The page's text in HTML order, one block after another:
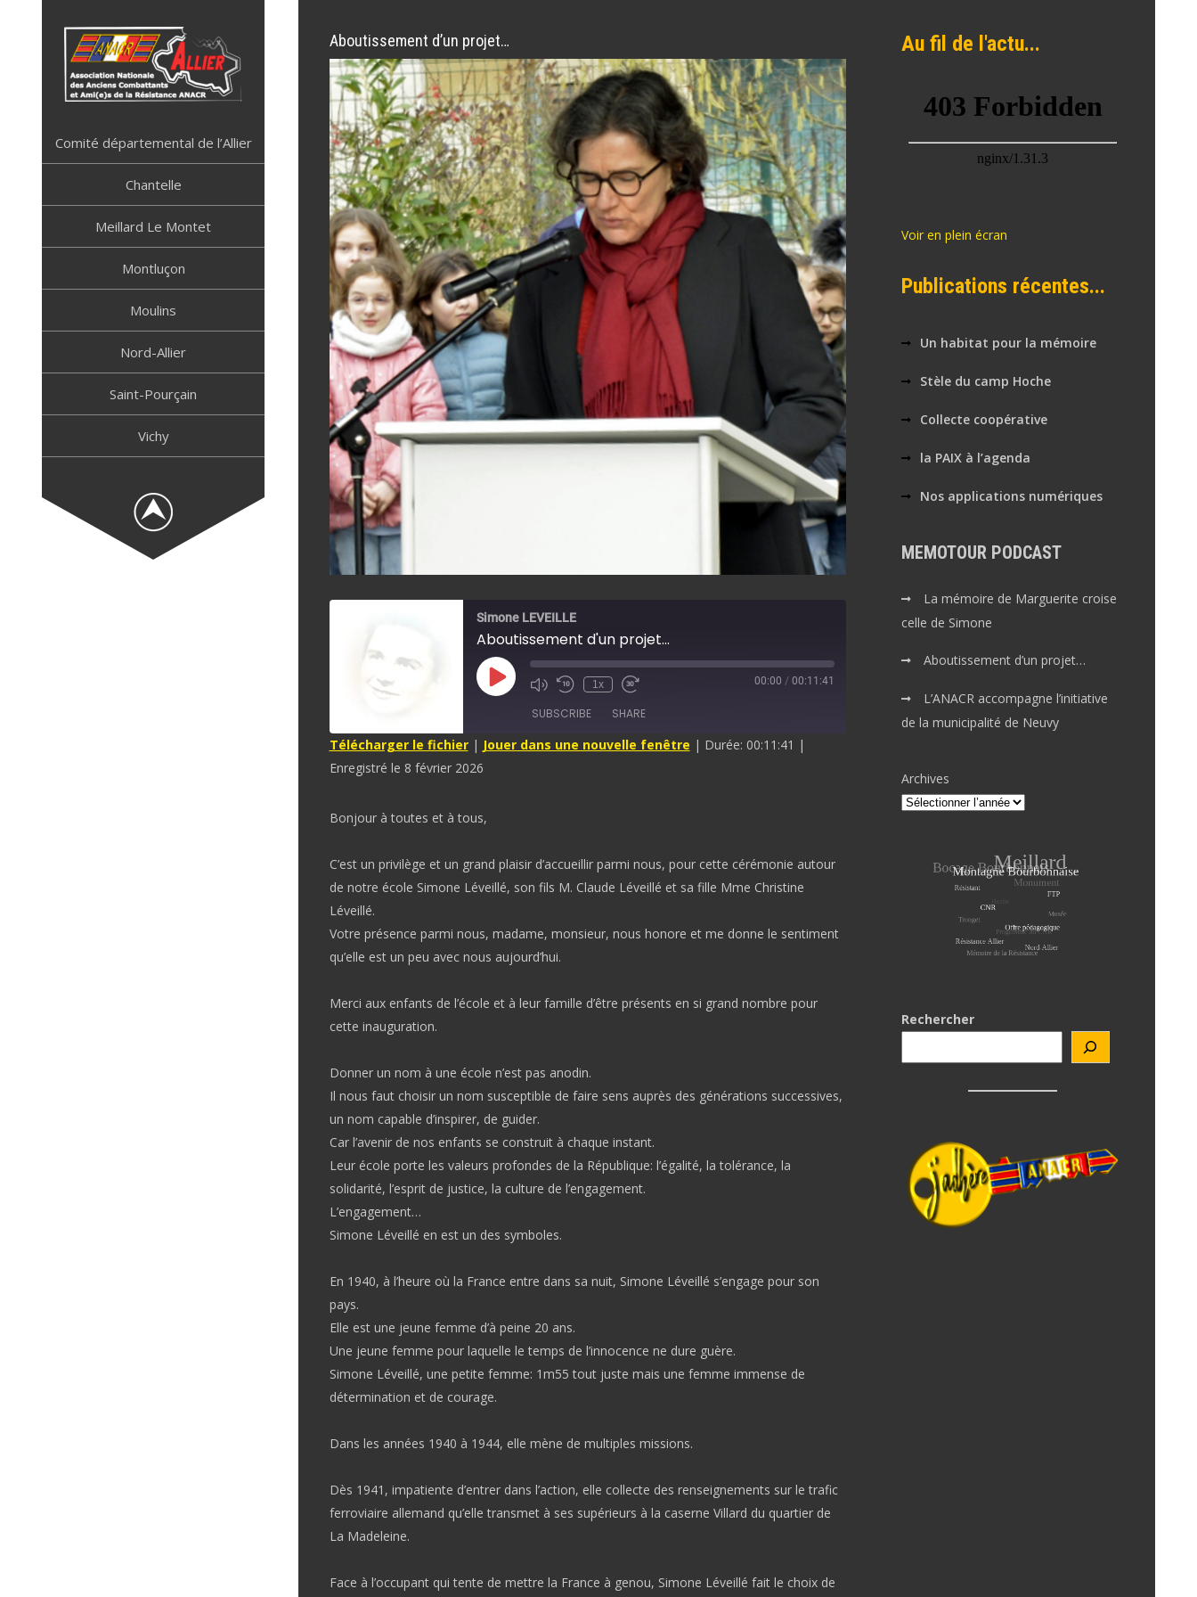
Comité départemental de l’Allier
Chantelle
Meillard Le Montet
Montluçon
Moulins
Nord-Allier
Saint-Pourçain
Vichy
Aboutissement d’un projet…
Simone LEVEILLE
Aboutissement d'un projet...
Play
Episode Mute/Unmute
Rewind
Seconds
1x
Fast
30
00:00 / 00:11:41
SUBSCRIBE SHARE
SHARE
Télécharger le fichier| Jouer dans une nouvelle fenêtre | Durée: 00:11:41 |
Enregistré le 8 février 2026
Bonjour à toutes et à tous,
C’est un privilège et un grand plaisir d’accueillir parmi nous, pour cette cérémonie autour
de notre école Simone Léveillé, son fils M. Claude Léveillé et sa fille Mme Christine
Léveillé.
Votre présence parmi nous, madame, monsieur, nous honore et me donne le sentiment
qu’elle est un peu avec nous aujourd’hui.
Merci aux enfants de l’école et à leur famille d’être présents en si grand nombre pour
cette inauguration.
Donner un nom à une école n’est pas anodin.
Il nous faut choisir un nom susceptible de faire sens auprès des générations successives,
un nom capable d’inspirer, de guider.
Car l’avenir de nos enfants se construit à chaque instant.
Leur école porte les valeurs profondes de la République: l’égalité, la tolérance, la
solidarité, l’esprit de justice, la culture de l’engagement.
L’engagement…
Simone Léveillé en est un des symboles.
En 1940, à l’heure où la France entre dans sa nuit, Simone Léveillé s’engage pour son
pays.
Elle est une jeune femme d’à peine 20 ans.
Une jeune femme pour laquelle le temps de l’innocence ne dure guère.
Simone Léveillé, une petite femme: 1m55 tout juste mais une femme immense de
détermination et de courage.
Dans les années 1940 à 1944, elle mène de multiples missions.
Dès 1941, impatiente d’entrer dans l’action, elle collecte des renseignements sur le trafic
ferroviaire allemand qu’elle transmet à ses supérieurs à la caserne Villard du quartier de
La Madeleine.
Face à l’occupant qui tente de mettre la France à genou, Simone Léveillé fait le choix de
Au fil de l'actu...
Voir en plein écran
Publications récentes...
Un habitat pour la mémoire
Stèle du camp Hoche
Collecte coopérative
la PAIX à l’agenda
Nos applications numériques
MEMOTOUR PODCAST
La mémoire de Marguerite croise
celle de Simone
Aboutissement d’un projet…
L’ANACR accompagne l’initiative
de la municipalité de Neuvy
Archives
Rechercher